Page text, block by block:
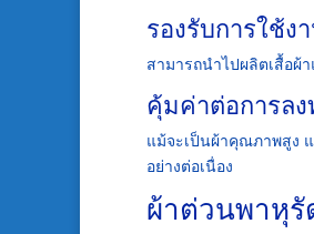
รองรับการใช้ง
สามารถนำไปผลิตเสื้อผ้
คุ้มค่าต่อการล
แม้จะเป็นผ้าคุณภาพสูง
อย่างต่อเนื่อง
ผ้าต่วนพาหุ